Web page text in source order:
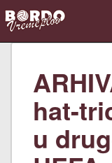
hat-
u